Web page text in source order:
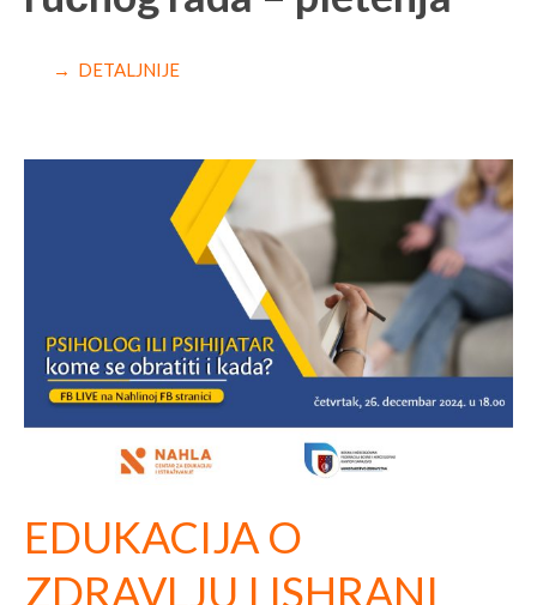
→ DETALJNIJE
EDUKACIJA O
ZDRAVLJU I ISHRANI